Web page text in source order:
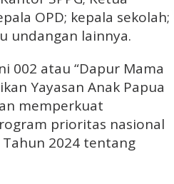
OPD; kepala sekolah;
undangan lainnya.
002 atau “Dapur Mama
Yayasan Anak Papua
memperkuat
prioritas nasional
2024 tentang